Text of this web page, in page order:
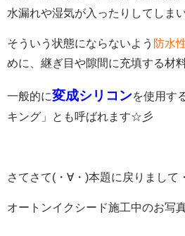
水漏れや湿気が入ったりしてしまい
そういう状態にならないよう 防水
めに、継ぎ目や隙間に充填する材
一般的に変成シリコンを使用す
キング」とも呼ばれます☆彡
さてさて(・∀・)本題に戻りまして
オートンイクシード施工中のお写